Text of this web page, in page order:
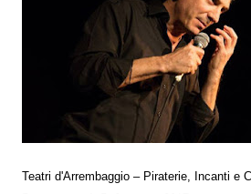
Teatri d'Arrembaggio – Piraterie, Incanti e